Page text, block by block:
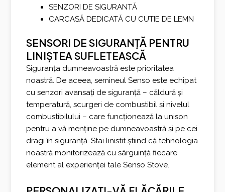
SENZORI DE SIGURANTĂ
CARCASĂ DEDICATĂ CU CUTIE DE LEMN
SENSORI DE SIGURANȚĂ PENTRU
LINIȘTEA SUFLETEASCĂ
Siguranța dumneavoastră este prioritatea
noastră. De aceea, semineul Senso este echipat
cu senzori avansați de siguranță – căldură și
temperatură, scurgeri de combustibil și nivelul
combustibilului – care funcționează la unison
pentru a vă menține pe dumneavoastră și pe cei
dragi în siguranță. Stai linistit știind că tehnologia
noastră monitorizează cu sârguință fiecare
element al experienței tale Senso Stove.